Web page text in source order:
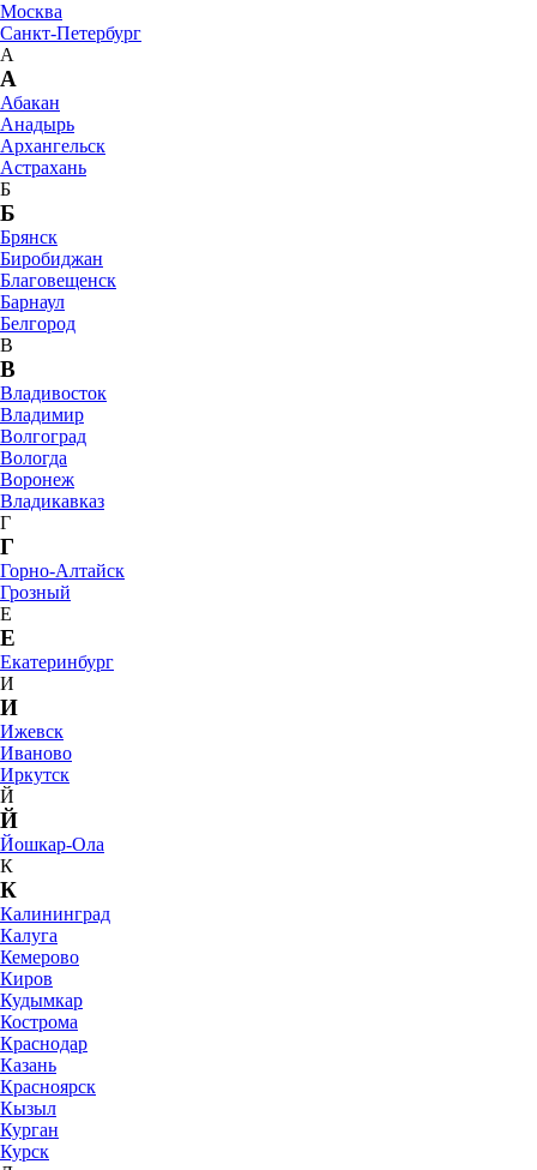
Москва
Санкт-Петербург
А
А
Абакан
Анадырь
Архангельск
Астрахань
Б
Б
Брянск
Биробиджан
Благовещенск
Барнаул
Белгород
В
В
Владивосток
Владимир
Волгоград
Вологда
Воронеж
Владикавказ
Г
Г
Горно-Алтайск
Грозный
Е
Е
Екатеринбург
И
И
Ижевск
Иваново
Иркутск
Й
Й
Йошкар-Ола
К
К
Калининград
Калуга
Кемерово
Киров
Кудымкар
Кострома
Краснодар
Казань
Красноярск
Кызыл
Курган
Курск